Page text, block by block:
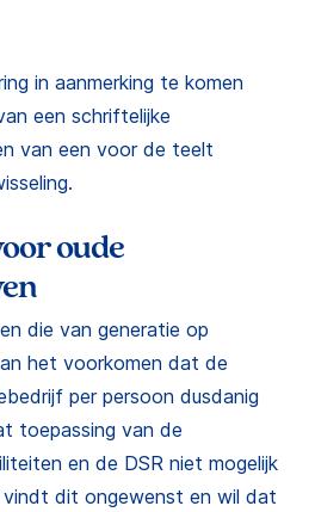
in aanmerking te komen
een schriftelijke
van een voor de teelt
oude
die van generatie op
het voorkomen dat de
per persoon dusdanig
toepassing van de
en de DSR niet mogelijk
vindt dit ongewenst en wil dat